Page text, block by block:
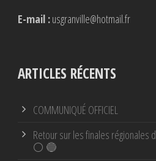
E-mail :usgranville@hotmail.fr
ARTICLES RÉCENTS
COMMUNIQUÉ OFFICIEL
Retour sur les finales régionales
⚪ 🔵